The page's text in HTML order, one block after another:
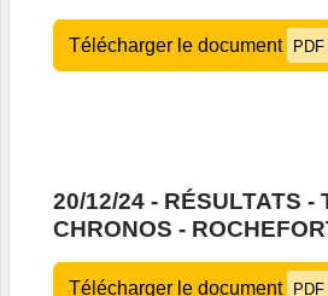
Télécharger le document PDF
20/12/24 - RÉSULTATS -
CHRONOS -
Télécharger le document PDF